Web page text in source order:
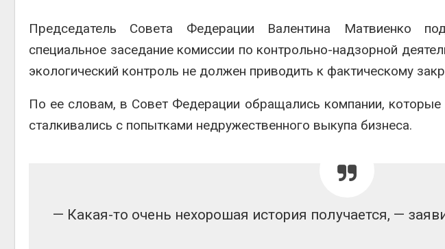
Председатель Совета Федерации Валентина Матвиенко
специальное заседание комиссии по контрольно-надзорной
экологический контроль не должен приводить к фактическому
По ее словам, в Совет Федерации обращались компании,
сталкивались с попытками недружественного выкупа бизнеса.
— Какая-то очень нехорошая история получается, —